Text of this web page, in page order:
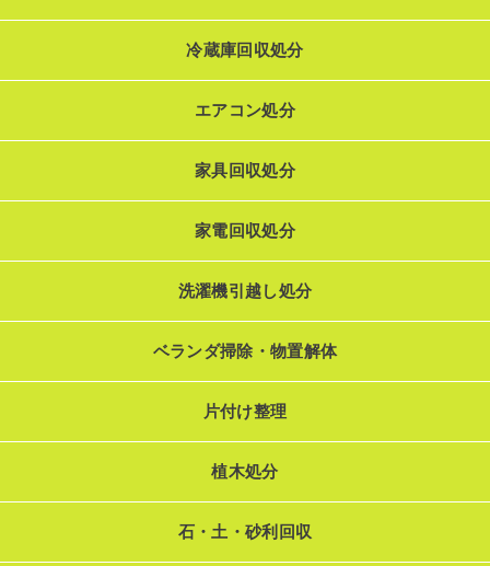
冷蔵庫回収処分
エアコン処分
家具回収処分
家電回収処分
洗濯機引越し処分
ベランダ掃除・物置解体
片付け整理
植木処分
石・土・砂利回収